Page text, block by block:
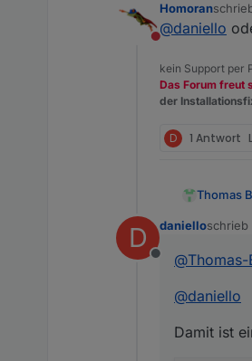
Nicht stören
Homoran
zuletzt
@daniello
kein Support per
Das Forum freut
der
D 1 Antwort
Thomas
D
Offline
danielloschrieb
zuletzt
@Thomas-
@daniello
Damit ist